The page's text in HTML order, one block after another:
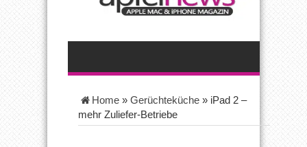
Home » Gerüchteküche » iPad 2 –
mehr Zuliefer-Betriebe